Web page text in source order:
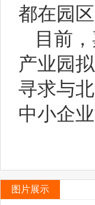
都在园
目前
产业园
寻求与
中小企
图片展示